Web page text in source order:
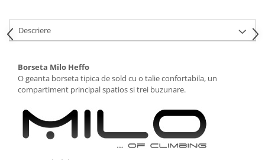
Descriere
Borseta Milo Heffo
O geanta borseta tipica de sold cu o talie confortabila, un
compartiment principal spatios si trei buzunare.